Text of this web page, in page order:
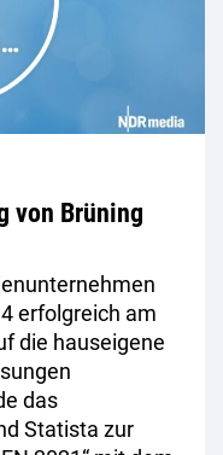
von Brüning
erfolgreich am
die hauseigene
das
Statista zur